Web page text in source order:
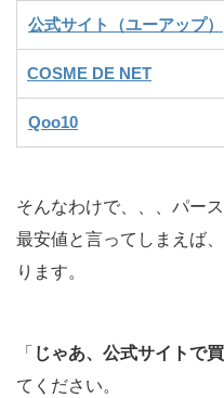
公式サイト（ユーアップ）
COSME DE NET
Qoo10
そんなわけで、、、パー
最安値と言ってしまえば、
ります。
「 じゃあ、公式サイトで買
てください。